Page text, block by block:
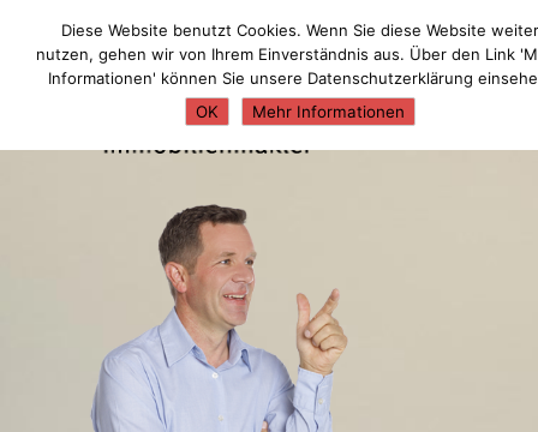
Diese Website benutzt Cookies. Wenn Sie diese Website weiter
nutzen, gehen wir von Ihrem Einverständnis aus. Über den Link
Informationen' können Sie unsere Datenschutzerklärung
OK
Mehr Informationen